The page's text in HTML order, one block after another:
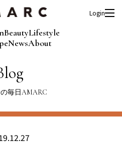
BeautyLifestyle
NewsAbout
Login
毎日AMARC